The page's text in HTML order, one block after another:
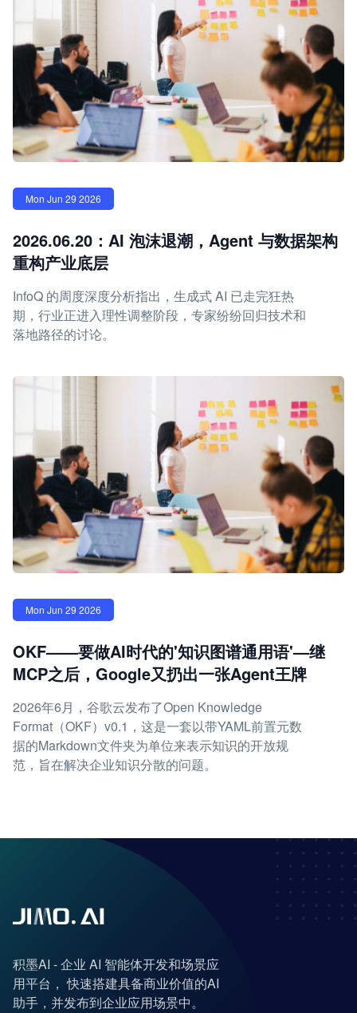
Mon Jun 29 2026
2026.06.20：AI 泡沫退潮，Agent 与数据架构
重构产业底层
InfoQ 的周度深度分析指出，生成式 AI 已走完狂热
期，行业正进入理性调整阶段，专家纷纷回归技术和
落地路径的讨论。
Mon Jun 29 2026
OKF——要做AI时代的'知识图谱通用语'—继
MCP之后，Google又扔出一张Agent王牌
2026年6月，谷歌云发布了Open Knowledge
Format（OKF）v0.1，这是一套以带YAML前置元数
据的Markdown文件夹为单位来表示知识的开放规
范，旨在解决企业知识分散的问题。
积墨AI - 企业 AI 智能体开发和场景应
用平台， 快速搭建具备商业价值的AI
助手，并发布到企业应用场景中。